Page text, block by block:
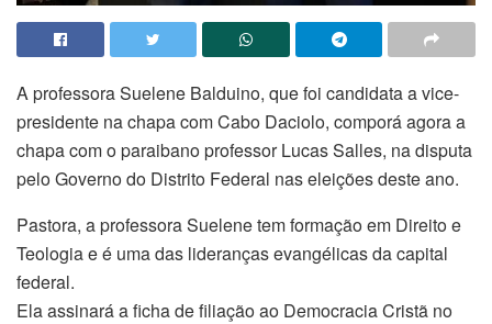
A professora Suelene Balduino, que foi candidata a vice-
presidente na chapa com Cabo Daciolo, comporá agora a
chapa com o paraibano professor Lucas Salles, na disputa
pelo Governo do Distrito Federal nas eleições deste ano.
Pastora, a professora Suelene tem formação em Direito e
Teologia e é uma das lideranças evangélicas da capital
federal.
Ela assinará a ficha de filiação ao Democracia Cristã no